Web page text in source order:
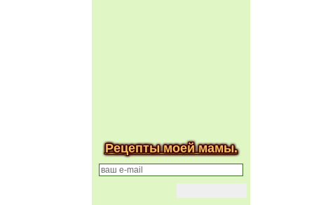
Рецепты моей мамы.